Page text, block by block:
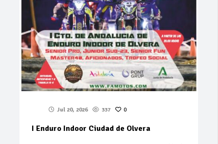
Jul 20, 2026 337 0
I Enduro Indoor Ciudad de Olvera